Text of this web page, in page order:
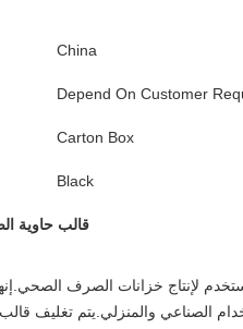
China
Depend On Customer
Carton Box
Black
قالب حاوية
لإنتاج خزانات الصرف
الصناعي والمنزلي.يتم